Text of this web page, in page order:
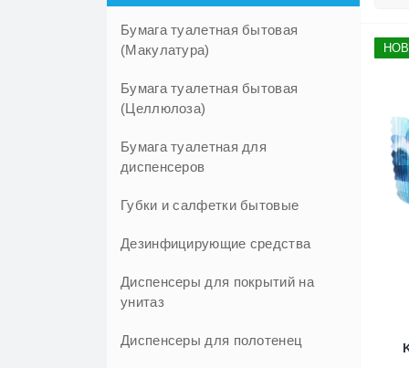
Бумага туалетная бытовая
(Макулатура)
Бумага туалетная бытовая
(Целлюлоза)
Бумага туалетная для
диспенсеров
Губки и салфетки бытовые
Дезинфицирующие средства
Диспенсеры для покрытий на
унитаз
Диспенсеры для полотенец